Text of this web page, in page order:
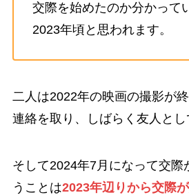
交際を始めたのか分かって
2023年頃と思われます。
二人は2022年の映画の撮影が
連絡を取り、しばらく友人とし
そして2024年7月になって交際
うことは2023年辺りから交際